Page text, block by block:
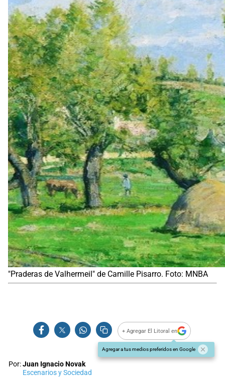
"Praderas de Valhermeil" de Camille Pisarro. Foto: MNBA
+ Agregar El Litoral en
Agregar a tus medios preferidos en Google
Por:Juan Ignacio Novak
Escenarios y Sociedad